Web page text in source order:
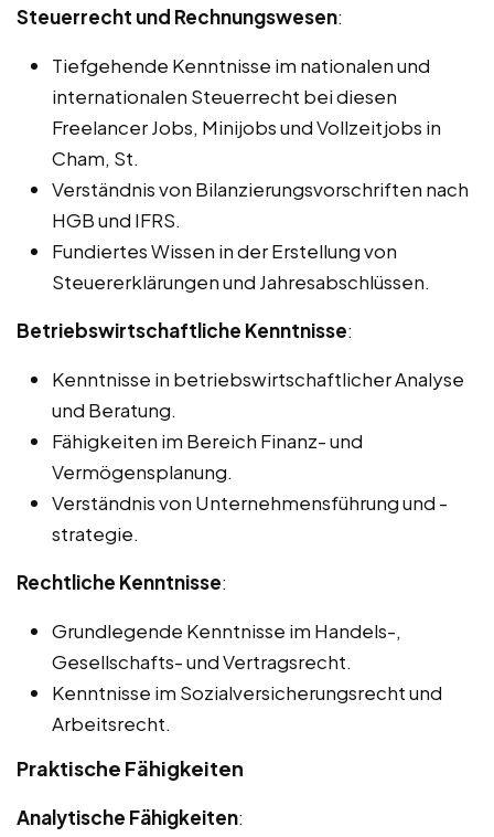
Steuerrecht und Rechnungswesen:
Tiefgehende Kenntnisse im nationalen und
internationalen Steuerrecht bei diesen
Freelancer Jobs, Minijobs und Vollzeitjobs in
Cham, St.
Verständnis von Bilanzierungsvorschriften nach
HGB und IFRS.
Fundiertes Wissen in der Erstellung von
Steuererklärungen und Jahresabschlüssen.
Betriebswirtschaftliche Kenntnisse:
Kenntnisse in betriebswirtschaftlicher Analyse
und Beratung.
Fähigkeiten im Bereich Finanz- und
Vermögensplanung.
Verständnis von Unternehmensführung und -
strategie.
Rechtliche Kenntnisse:
Grundlegende Kenntnisse im Handels-,
Gesellschafts- und Vertragsrecht.
Kenntnisse im Sozialversicherungsrecht und
Arbeitsrecht.
Praktische Fähigkeiten
Analytische Fähigkeiten: